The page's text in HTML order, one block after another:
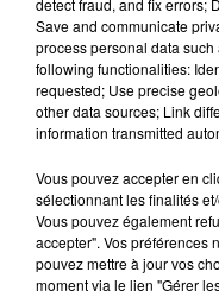
est tenue de suivre
chinois. En 2022,
employés avaient
bien que l'entreprise
pour éviter de telles
detect fraud, and fix errors;
Save and communicate
process personal data
following functionalities:
requested; Use precise
other data sources; Link
information transmitted
Vous pouvez accepter en
sélectionnant les finalités
Vous pouvez également
accepter". Vos préférences
pouvez mettre à jour vos
moment via le lien "Gérer